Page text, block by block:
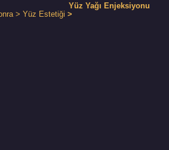
> Yüz Estetiği >
Yüz Yağı Enjeksiyonu